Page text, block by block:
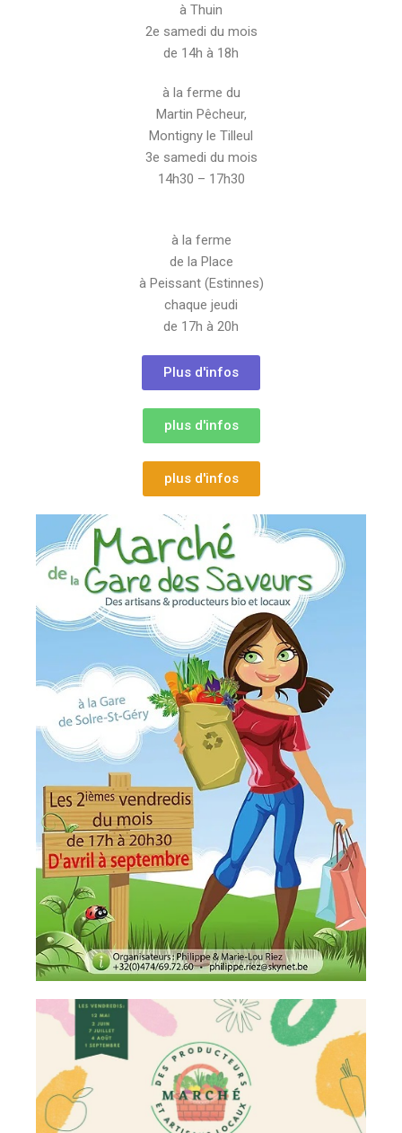
à Thuin
2e samedi du mois
de 14h à 18h
à la ferme du
Martin Pêcheur,
Montigny le Tilleul
3e samedi du mois
14h30 – 17h30
à la ferme
de la Place
à Peissant (Estinnes)
chaque jeudi
de 17h à 20h
Plus d'infos
plus d'infos
plus d'infos